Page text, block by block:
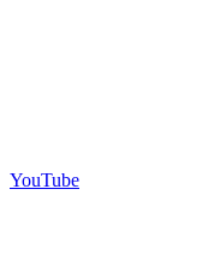
YouTube